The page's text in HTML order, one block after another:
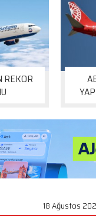
REKOR
18 Ağustos